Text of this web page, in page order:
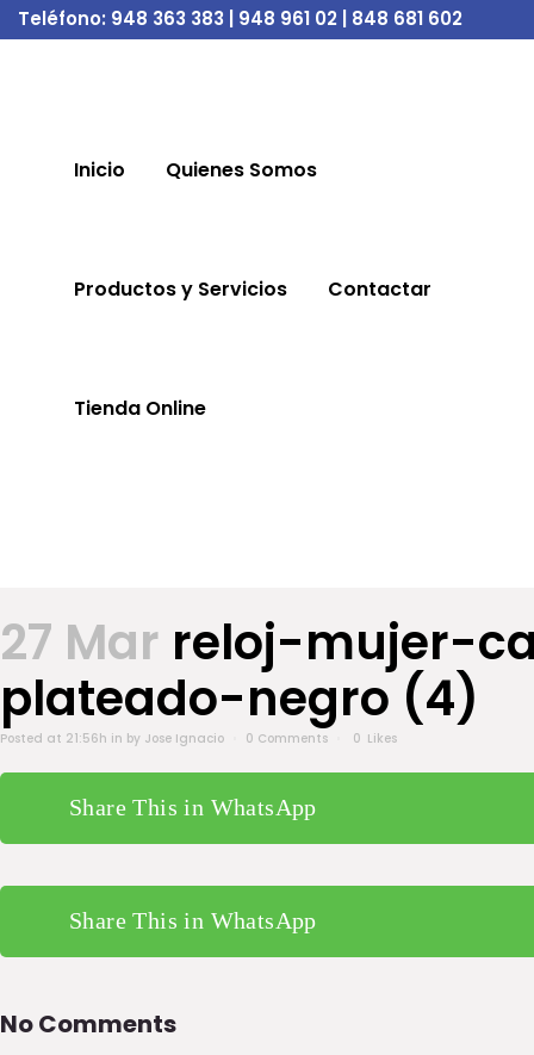
Teléfono: 948 363 383 | 948 961 02 | 848 681 602
Inicio Quienes Somos
Productos y Servicios Contactar
Tienda Online
27 Mar reloj-mujer-
plateado-negro (4)
Posted at 21:56h in by Jose Ignacio 0 Comments 0 Likes
Share This in WhatsApp
Share This in WhatsApp
No Comments